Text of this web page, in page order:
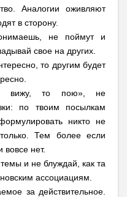
Аналогии оживляют
в сторону.
не поймут и
свое на других.
то другим будет
вижу, то пою», не
по твоим посылкам
никто не
Тем более если
вовсе нет.
и не блуждай, как та
ассоциациям.
за действительное.